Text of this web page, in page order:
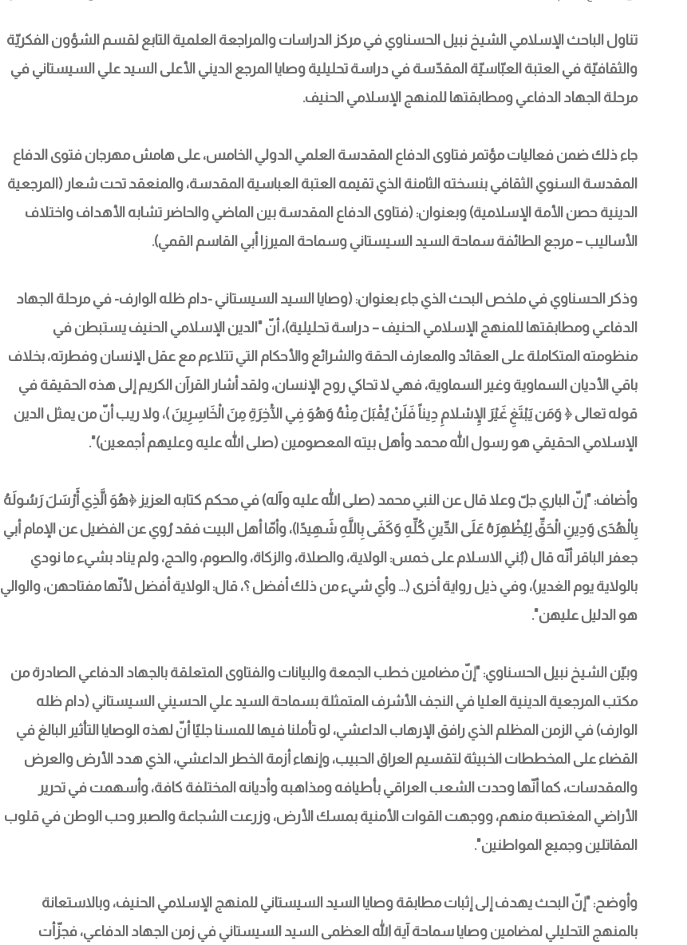
تناول الباحث الإسلامي الشيخ نبيل الحسناوي في مركز الدراسات والمراجعة العلمية التابع لقسم الشؤون الفكريّة
والثقافيّة في العتبة العبّاسيّة المقدّسة في دراسة تحليلية وصايا المرجع الديني الأعلى السيد علي السيستاني في
مرحلة الجهاد الدفاعي ومطابقتها للمنهج الإسلامي الحنيف.
جاء ذلك ضمن فعاليات مؤتمر فتاوى الدفاع المقدسة العلمي الدولي الخامس، على هامش مهرجان فتوى الدفاع
المقدسة السنوي الثقافي بنسخته الثامنة الذي تقيمه العتبة العباسية المقدسة، والمنعقد تحت شعار (المرجعية
الدينية حصن الأمة الإسلامية) وبعنوان: (فتاوى الدفاع المقدسة بين الماضي والحاضر تشابه الأهداف واختلاف
الأساليب – مرجع الطائفة سماحة السيد السيستاني وسماحة الميرزا أبي القاسم القمي).
وذكر الحسناوي في ملخص البحث الذي جاء بعنوان: (وصايا السيد السيستاني -دام ظله الوارف- في مرحلة الجهاد
الدفاعي ومطابقتها للمنهج الإسلامي الحنيف – دراسة تحليلية)، أنّ "الدين الإسلامي الحنيف يستبطن في
منظومته المتكاملة على العقائد والمعارف الحقة والشرائع والأحكام التي تتلاءم مع عقل الإنسان وفطرته، بخلاف
باقي الأديان السماوية وغير السماوية، فهي لا تحاكي روح الإنسان، ولقد أشار القرآن الكريم إلى هذه الحقيقة في
قوله تعالى ﴿ وَمَن يَبْتَغِ غَيْرَ الإِسْلامِ دِيناً فَلَنْ يُقْبَلَ مِنْهُ وَهُوَ فِي الْآخِرَةِ مِنَ الْخَاسِرِينَ )، ولا ريب أنّ من يمثل الدين
الإسلامي الحقيقي هو رسول الله محمد وأهل بيته المعصومين (صلى الله عليه وعليهم أجمعين)".
وأضاف: "إنّ الباري جلّ وعلا قال عن النبي محمد (صلى الله عليه وآله) في محكم كتابه العزيز ﴿هُوَ الَّذِي أَرْسَلَ رَسُولَهُ
بِالْهُدَى وَدِينِ الْحَقِّ لِيُظْهِرَهُ عَلَى الدِّينِ كُلِّهِ وَكَفَى بِاللَّهِ شَهِيدًا)، وأمّا أهل البيت فقد رُوي عن الفضيل عن الإمام أبي
جعفر الباقر أنّه قال (بُني الاسلام على خمس: الولاية، والصلاة، والزكاة، والصوم، والحج، ولم يناد بشيء ما نودي
بالولاية يوم الغدير)، وفي ذيل رواية أخرى (... وأي شيء من ذلك أفضل ؟، قال: الولاية أفضل لأنّها مفتاحهن، والوالي
هو الدليل عليهن".
وبيّن الشيخ نبيل الحسناوي: "إنّ مضامين خطب الجمعة والبيانات والفتاوى المتعلقة بالجهاد الدفاعي الصادرة من
مكتب المرجعية الدينية العليا في النجف الأشرف المتمثلة بسماحة السيد علي الحسيني السيستاني (دام ظله
الوارف) في الزمن المظلم الذي رافق الإرهاب الداعشي، لو تأملنا فيها للمسنا جليًا أنّ لهذه الوصايا التأثير البالغ في
القضاء على المخططات الخبيثة لتقسيم العراق الحبيب، وإنهاء أزمة الخطر الداعشي، الذي هدد الأرض والعرض
والمقدسات، كما أنّها وحدت الشعب العراقي بأطيافه ومذاهبه وأديانه المختلفة كافة، وأسهمت في تحرير
الأراضي المغتصبة منهم، ووجهت القوات الأمنية بمسك الأرض، وزرعت الشجاعة والصبر وحب الوطن في قلوب
المقاتلين وجميع المواطنين".
وأوضح: "إنّ البحث يهدف إلى إثبات مطابقة وصايا السيد السيستاني للمنهج الإسلامي الحنيف، وبالاستعانة
بالمنهج التحليلي لمضامين وصايا سماحة آية الله العظمى السيد السيستاني في زمن الجهاد الدفاعي، فجزّأت